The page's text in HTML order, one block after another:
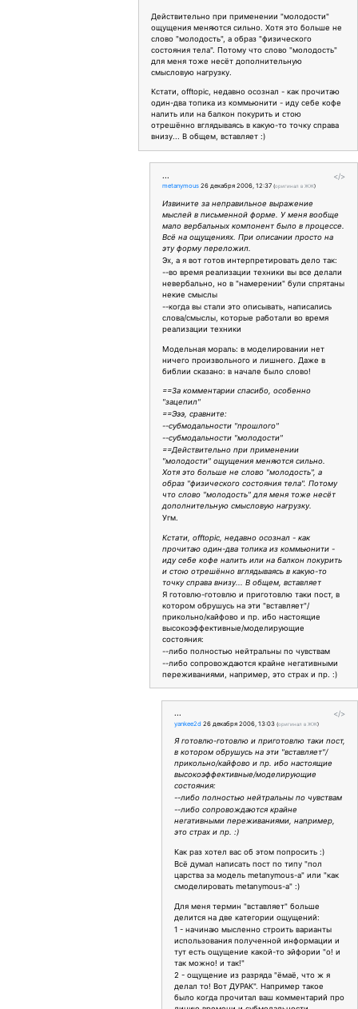
Действительно при применении "молодости"
ощущения меняются сильно. Хотя это больше не
слово "молодость", а образ "физического
состояния тела". Потому что слово "молодость"
для меня тоже несёт дополнительную
смысловую нагрузку.
Кстати, offtopic, недавно осознал - как прочитаю
один-два топика из коммьюнити - иду себе кофе
налить или на балкон покурить и стою
отрешённо вглядываясь в какую-то точку справа
внизу... В общем, вставляет :)
</>
...
metanymous 26 декабря 2006, 12:37 (оригинал в ЖЖ)
Извините за неправильное выражение
мыслей в письменной форме. У меня вообще
мало вербальных компонент было в процессе.
Всё на ощущениях. При описании просто на
эту форму переложил.
Эх, а я вот готов интерпретировать дело так:
--во время реализации техники вы все делали
невербально, но в "намерении" були спрятаны
некие смыслы
--когда вы стали это описывать, написались
слова/смыслы, которые работали во время
реализации техники
Модельная мораль: в моделировании нет
ничего произвольного и лишнего. Даже в
библии сказано: в начале было слово!
==За комментарии спасибо, особенно
"зацепил"
==Эээ, сравните:
--субмодальности "прошлого"
--субмодальности "молодости"
==Действительно при применении
"молодости" ощущения меняются сильно.
Хотя это больше не слово "молодость", а
образ "физического состояния тела". Потому
что слово "молодость" для меня тоже несёт
дополнительную смысловую нагрузку.
Угм.
Кстати, offtopic, недавно осознал - как
прочитаю один-два топика из коммьюнити -
иду себе кофе налить или на балкон покурить
и стою отрешённо вглядываясь в какую-то
точку справа внизу... В общем, вставляет
Я готовлю-готовлю и приготовлю таки пост, в
котором обрушусь на эти "вставляет"/
прикольно/кайфово и пр. ибо настоящие
высокоэффективные/моделирующие
состояния:
--либо полностью нейтральны по чувствам
--либо сопровождаются крайне негативными
переживаниями, например, это страх и пр. :)
</>
...
yankee2d 26 декабря 2006, 13:03 (оригинал в ЖЖ)
Я готовлю-готовлю и приготовлю таки пост,
в котором обрушусь на эти "вставляет"/
прикольно/кайфово и пр. ибо настоящие
высокоэффективные/моделирующие
состояния:
--либо полностью нейтральны по чувствам
--либо сопровождаются крайне
негативными переживаниями, например,
это страх и пр. :)
Как раз хотел вас об этом попросить :)
Всё думал написать пост по типу "пол
царства за модель metanymous-а" или "как
смоделировать metanymous-а" :)
Для меня термин "вставляет" больше
делится на две категории ощущений:
1 - начинаю мысленно строить варианты
использования полученной информации и
тут есть ощущение какой-то эйфории "о! и
так можно! и так!"
2 - ощущение из разряда "ёмаё, что ж я
делал то! Вот ДУРАК". Например такое
было когда прочитал ваш комментарий про